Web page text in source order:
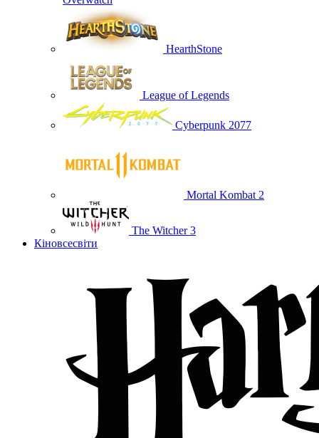
HearthStone
League of Legends
Cyberpunk 2077
Mortal Kombat 2
The Witcher 3
Кіновсесвіти